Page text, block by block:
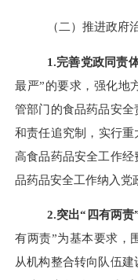
（二）推进政府
1.完善党政同责
最严”的要求，强化地
管部门的食品药品安全
和责任追究制，实行
高食品药品安全工作
品药品安全工作纳入党
2.突出“四有两责
有两责”为基本要求，
从机构整合转向队伍